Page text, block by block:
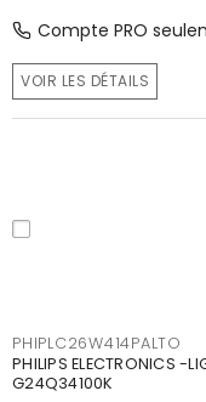
Compte PRO
VOIR LES DÉTAILS
PHIPLC26W414PALTO
PHILIPS ELECTRONICS -
G24Q34100K